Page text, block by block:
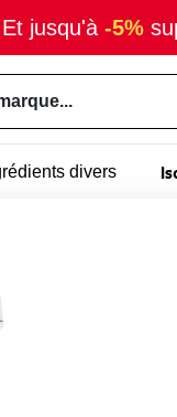
Et jusqu'à -5%
divers